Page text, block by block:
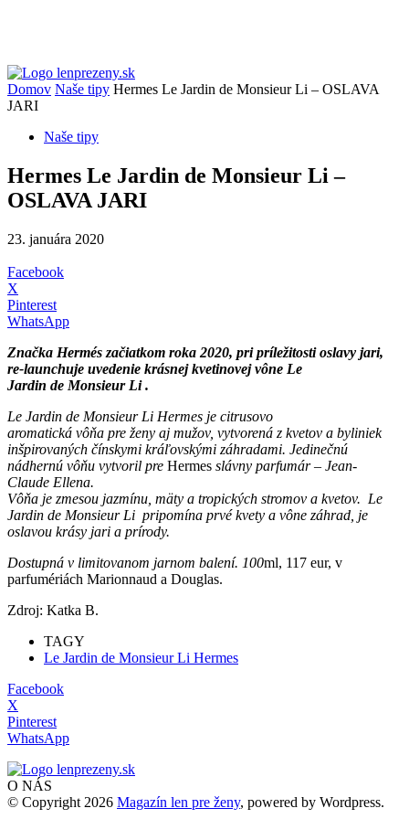
Domov Naše tipy Hermes Le Jardin de Monsieur Li – OSLAVA
JARI
Naše tipy
Hermes Le Jardin de Monsieur Li –
OSLAVA JARI
23. januára 2020
Facebook
X
Pinterest
WhatsApp
Značka Hermés začiatkom roka 2020, pri príležitosti oslavy jari,
re-launchuje uvedenie krásnej kvetinovej vône Le
Jardin de Monsieur Li .
Le Jardin de Monsieur Li Hermes je citrusovo
aromatická vôňa pre ženy aj mužov, vytvorená z kvetov a byliniek
inšpirovaných čínskymi kráľovskými záhradami. Jedinečnú
nádhernú vôňu vytvoril pre Hermes slávny parfumár – Jean-
Claude Ellena.
Vôňa je zmesou jazmínu, mäty a tropických stromov a kvetov. Le
Jardin de Monsieur Li pripomína prvé kvety a vône záhrad, je
oslavou krásy jari a prírody.
Dostupná v limitovanom jarnom balení. 100ml, 117 eur, v
parfumériách Marionnaud a Douglas.
Zdroj: Katka B.
TAGY
Le Jardin de Monsieur Li Hermes
Facebook
X
Pinterest
WhatsApp
O NÁS
© Copyright 2026 Magazín len pre ženy, powered by Wordpress.